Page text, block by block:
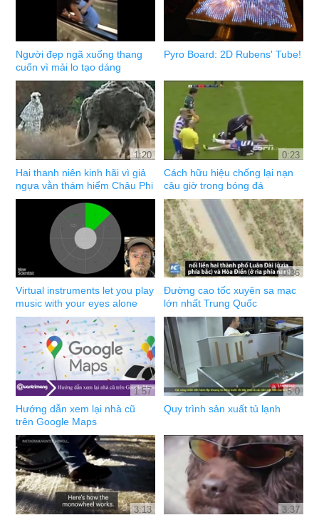
Người đẹp ngã xuống thang
cuốn vì mải lo tạo dáng
Pyro Board: 2D Rubens' Tube!
1:20
Hai thanh niên kinh hãi vì giả
ngựa vằn thám hiểm Châu Phi
0:23
Cách hữu hiệu chống lại nạn
câu giờ trong bóng đá
Virtual instruments let you play
music with your eyes alone
0:36
Đường cao tốc xuyên sa mạc
lớn nhất Trung Quốc
1:57
Hướng dẫn xem lại nhà cũ
trên Google Maps
5:0
Quy trình sản xuất tủ lạnh
3:13 3:37